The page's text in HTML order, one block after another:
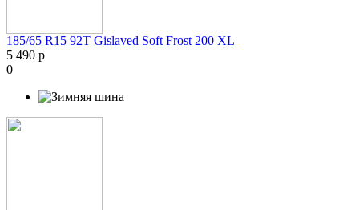
185/65 R15 92T Gislaved Soft Frost 200 XL
5 490 р
0